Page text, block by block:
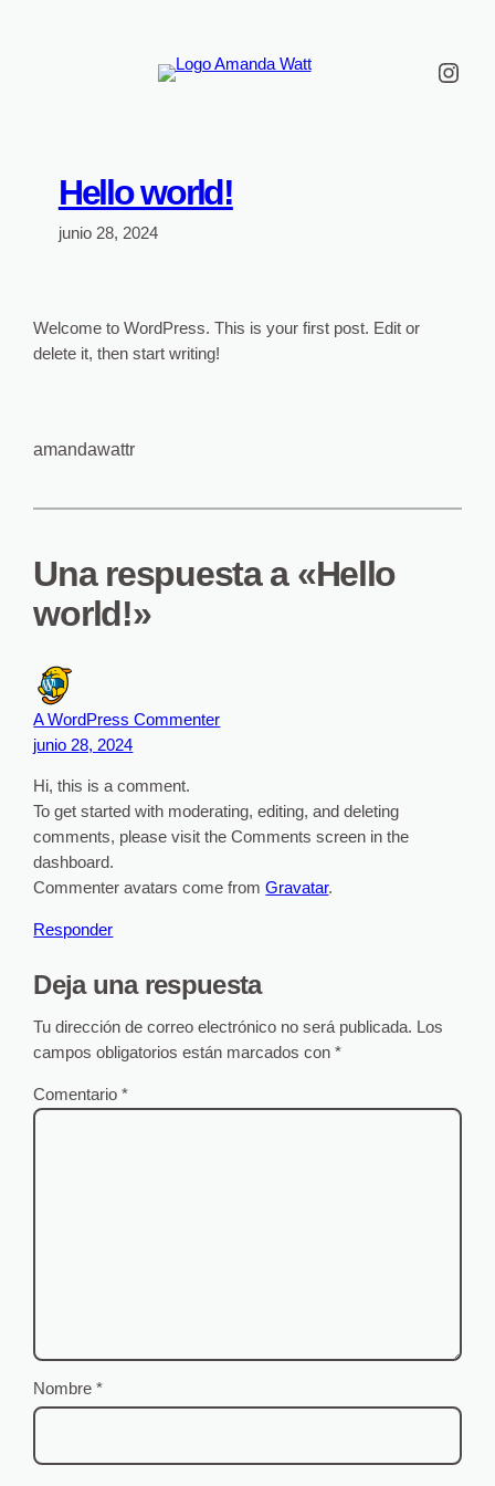
Hello world!
junio 28, 2024
Welcome to WordPress. This is your first post. Edit or
delete it, then start writing!
amandawattr
Una respuesta a «Hello
world!»
A WordPress Commenter
junio 28, 2024
Hi, this is a comment.
To get started with moderating, editing, and deleting
comments, please visit the Comments screen in the
dashboard.
Commenter avatars come fromGravatar.
Responder
Deja una respuesta
Tu dirección de correo electrónico no será publicada. Los
campos obligatorios están marcados con*
Comentario*
Nombre*